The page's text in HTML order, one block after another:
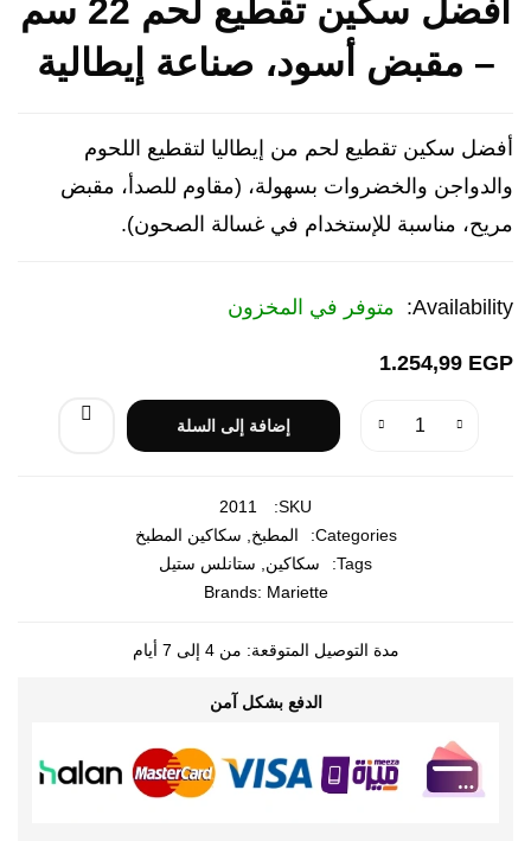
افضل سكين تقطيع لحم 22 سم
– مقبض أسود، صناعة إيطالية
أفضل سكين تقطيع لحم من إيطاليا لتقطيع اللحوم
والدواجن والخضروات بسهولة، (مقاوم للصدأ، مقبض
مريح، مناسبة للإستخدام في غسالة الصحون).
Availability: متوفر في المخزون
1.254,99 EGP
إضافة إلى السلة
SKU:
2011
Categories:
المطبخ
سكاكين المطبخ
Tags:
سكاكين
ستانلس ستيل
Brands: Mariette
مدة التوصيل المتوقعة: من 4 إلى 7 أيام
الدفع بشكل آمن